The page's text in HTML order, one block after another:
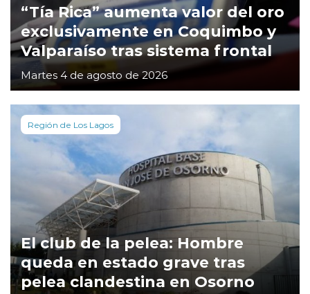
“Tía Rica” aumenta valor del oro
exclusivamente en Coquimbo y
Valparaíso tras sistema frontal
Martes 4 de agosto de 2026
Región de Los Lagos
El club de la pelea: Hombre
queda en estado grave tras
pelea clandestina en Osorno